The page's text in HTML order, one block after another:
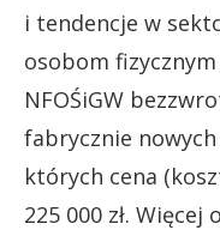
i tendencje w
osobom
NFOŚiGW
fabrycznie
których cena
225 000 zł.